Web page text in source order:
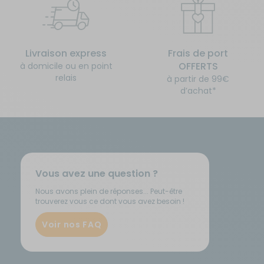
Livraison express
à domicile ou en point
relais
Frais de port
OFFERTS
à partir de 99€
d’achat*
Vous avez une question ?
Nous avons plein de réponses... Peut-être
trouverez vous ce dont vous avez besoin !
Voir nos FAQ